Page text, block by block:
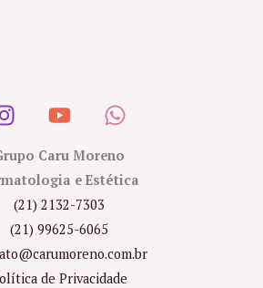
Caru Moreno
e Estética
(21) 2132-7303
(21) 99625-6065
de Privacidade